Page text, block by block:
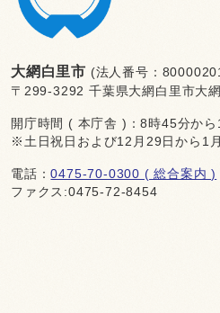
大網白里市 (法人番号：
〒299-3292 千葉県大網白里市大
開庁時間 ( 本庁舎 )：8時45分か
※土日祝日および12月29日から1
電話：0475-70-0300 ( 総合案内 )
ファクス:0475-72-8454